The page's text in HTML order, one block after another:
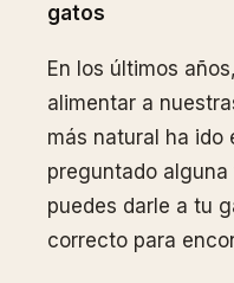
gatos
En los últimos
alimentar a
más natural ha ido
preguntado alguna
puedes darle a tu
correcto para